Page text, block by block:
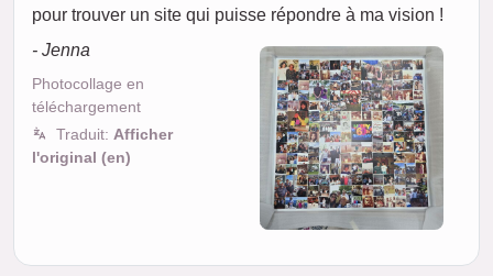
pour trouver un site qui puisse répondre à ma vision !
- Jenna
Photocollage en
téléchargement
Traduit: Afficher
l'original (en)